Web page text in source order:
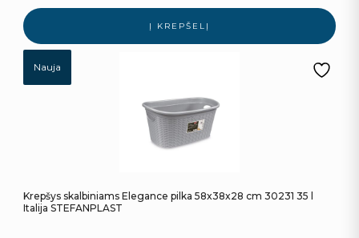
Į KREPŠELĮ
Nauja
Krepšys skalbiniams Elegance pilka 58x38x28 cm 30231 35 l
Italija STEFANPLAST